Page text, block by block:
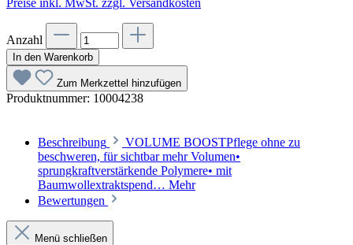
Anzahl
In den Warenkorb
Zum Merkzettel hinzufügen
Produktnummer: 10004238
Beschreibung
VOLUME BOOSTPflege ohne zu
beschweren, für sichtbar mehr Volumen•
sprungkraftverstärkende Polymere• mit
Baumwollextraktspend… Mehr
Bewertungen
Menü schließen